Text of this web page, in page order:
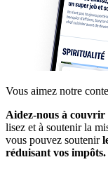
Vous aimez notre
Aidez-nous à
lisez et à soutenir la
vous pouvez soutenir
réduisant vos impôts.